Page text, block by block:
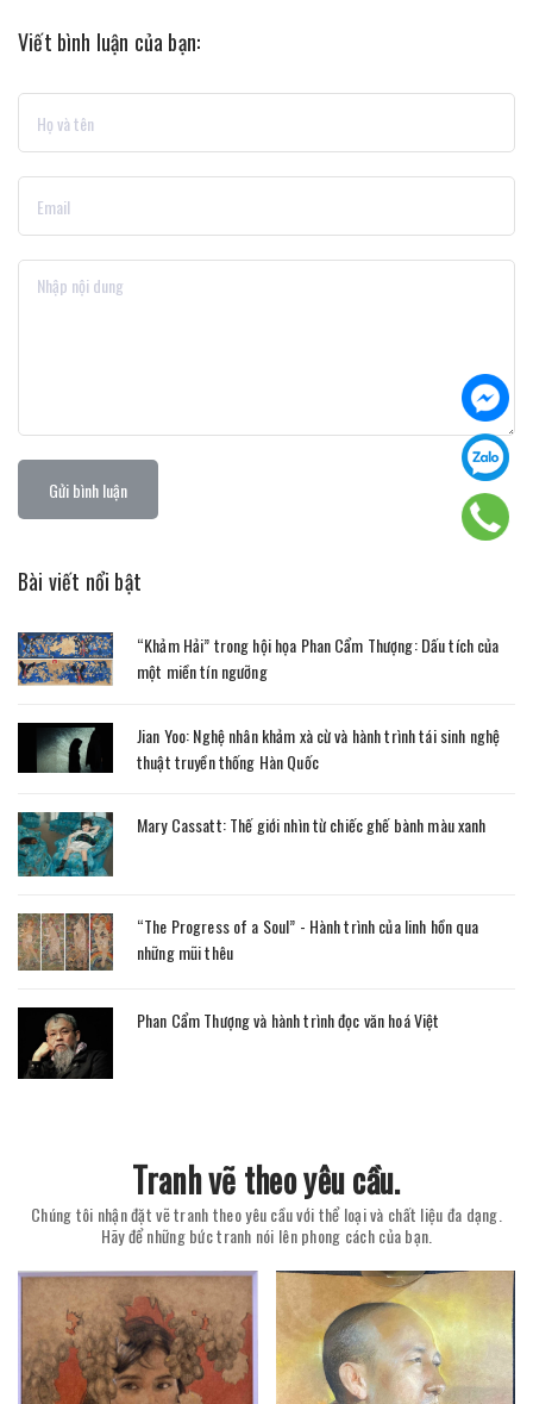
Viết bình luận của bạn:
Gửi bình luận
Bài viết nổi bật
“Khảm Hải” trong hội họa Phan Cẩm Thượng: Dấu tích của
một miền tín ngưỡng
Jian Yoo: Nghệ nhân khảm xà cừ và hành trình tái sinh nghệ
thuật truyền thống Hàn Quốc
Mary Cassatt: Thế giới nhìn từ chiếc ghế bành màu xanh
“The Progress of a Soul” - Hành trình của linh hồn qua
những mũi thêu
Phan Cẩm Thượng và hành trình đọc văn hoá Việt
Tranh vẽ theo yêu cầu.
Chúng tôi nhận đặt vẽ tranh theo yêu cầu với thể loại và chất liệu đa dạng.
Hãy để những bức tranh nói lên phong cách của bạn.